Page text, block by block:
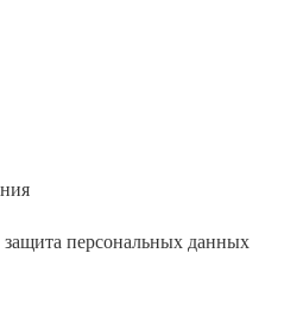
персональных данных